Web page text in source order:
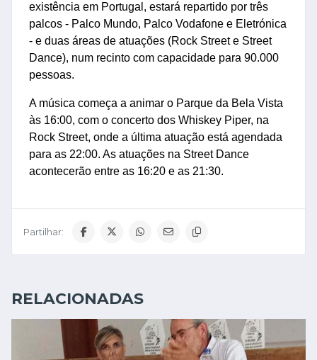
existência em Portugal, estará repartido por três
palcos - Palco Mundo, Palco Vodafone e Eletrónica
- e duas áreas de atuações (Rock Street e Street
Dance), num recinto com capacidade para 90.000
pessoas.
A música começa a animar o Parque da Bela Vista
às 16:00, com o concerto dos Whiskey Piper, na
Rock Street, onde a última atuação está agendada
para as 22:00. As atuações na Street Dance
acontecerão entre as 16:20 e as 21:30.
Partilhar:
RELACIONADAS